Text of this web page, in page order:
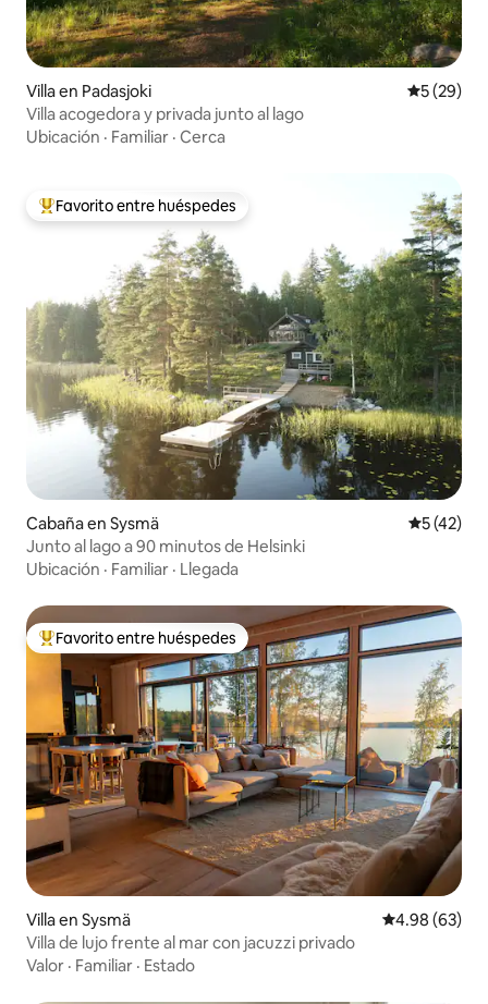
Villa en Padasjoki
5 (29)
Villa acogedora y privada junto al lago
Ubicación · Familiar · Cerca
De los mejores en Favorito entre huéspedes
Favorito entre huéspedes
Cabaña en Sysmä
5 (42)
Junto al lago a 90 minutos de Helsinki
Ubicación · Familiar · Llegada
De los mejores en Favorito entre huéspedes
Favorito entre huéspedes
Villa en Sysmä Calificación
4.98 (63)
Villa de lujo frente al mar con jacuzzi privado
Valor · Familiar · Estado